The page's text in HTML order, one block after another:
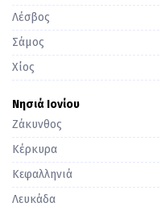
Λέσβος
Σάμος
Χίος
Νησιά Ιονίου
Ζάκυνθος
Κέρκυρα
Κεφαλληνιά
Λευκάδα